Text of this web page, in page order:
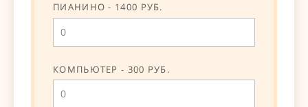
ПИАНИНО - 1400 РУБ.
КОМПЬЮТЕР - 300 РУБ.